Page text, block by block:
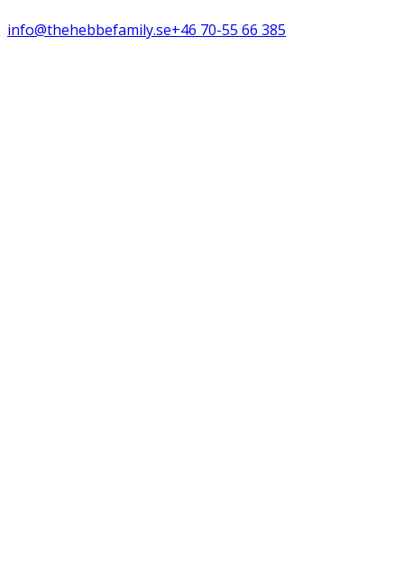
info@thehebbefamily.se+46 70-55 66 385